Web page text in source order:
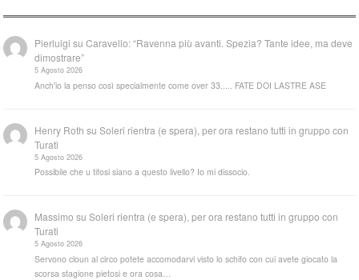
Pierluigi suCaravello: “Ravenna più avanti. Spezia? Tante idee, ma deve
dimostrare”
5 Agosto 2026
Anch'io la penso così specialmente come over 33..... FATE DOI LASTRE ASE
Henry Roth suSoleri rientra (e spera), per ora restano tutti in gruppo con
Turati
5 Agosto 2026
Possibile che u tifosi siano a questo livello? Io mi dissocio.
Massimo suSoleri rientra (e spera), per ora restano tutti in gruppo con
Turati
5 Agosto 2026
Servono cloun al circo potete accomodarvi visto lo schifo con cui avete giocato la
scorsa stagione pietosi e ora cosa…